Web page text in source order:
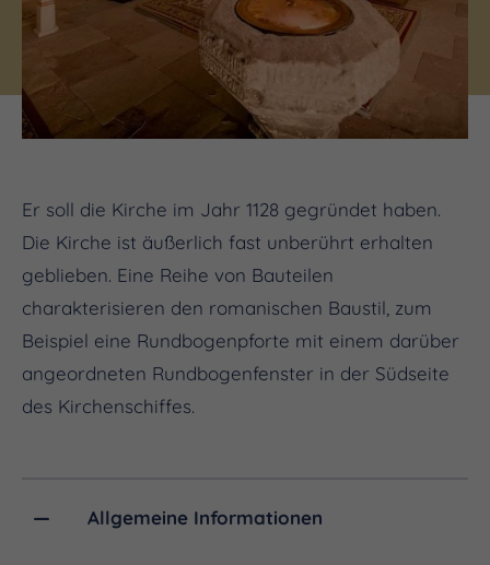
Er soll die Kirche im Jahr 1128 gegründet haben.
Die Kirche ist äußerlich fast unberührt erhalten
geblieben. Eine Reihe von Bauteilen
charakterisieren den romanischen Baustil, zum
Beispiel eine Rundbogenpforte mit einem darüber
angeordneten Rundbogenfenster in der Südseite
des Kirchenschiffes.
Allgemeine Informationen